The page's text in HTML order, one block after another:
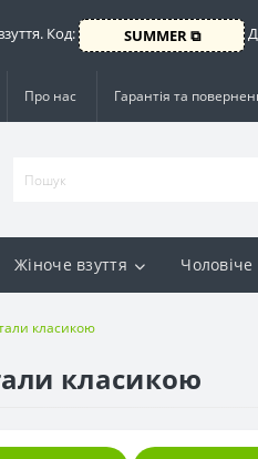
Код: SUMMER ⧉
Про нас Гарантія та
Жіноче взуття Чоловіче
класикою
класикою